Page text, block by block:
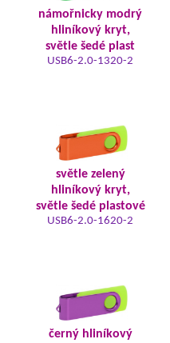
námořnicky modrý
hliníkový kryt,
světle šedé plast
USB6-2.0-1320-2
světle zelený
hliníkový kryt,
světle šedé plastové
USB6-2.0-1620-2
černý hliníkový